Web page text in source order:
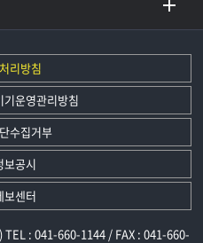
리방침
기운영관리방침
수집거부
보공시
보센터
TEL : 041-660-1144 / FAX : 041-660-